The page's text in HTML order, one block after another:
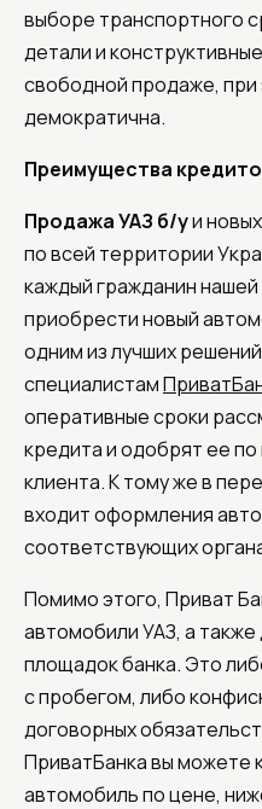
выборе транспортного
детали и
свободной продаже,
демократична.
Преимущества
Продажа УАЗ б/уи
по всей территории
каждый гражданин
приобрести новый
одним из лучших
специалистам
оперативные сроки
кредита и одобрят ее
клиента. К тому же в
входит оформления
соответствующих
Помимо этого, Приват
автомобили УАЗ, а
площадок банка. Это
с пробегом, либо
договорных
ПриватБанка вы можете
автомобиль по цене,